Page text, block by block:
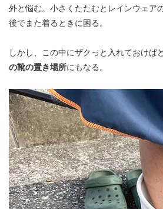
外と悩む。小さくたたむとレインウェア
後でまた着るときに困る。
しかし、この中にザクっと入れておけば
の靴の置き場所にもなる。